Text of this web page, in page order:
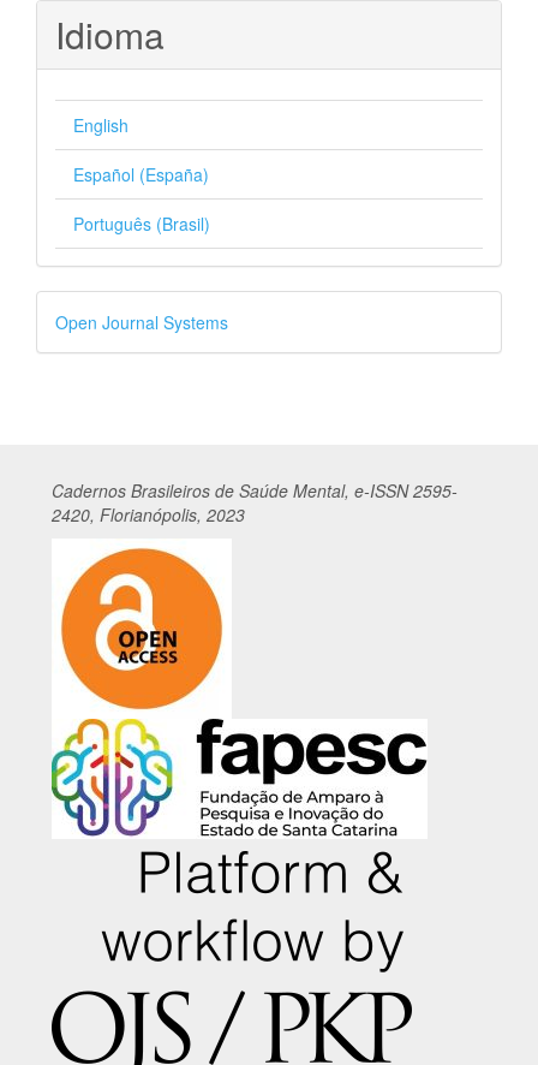
Idioma
English
Español (España)
Português (Brasil)
Desenvolvido
por
Open Journal Systems
Cadernos Brasileiros de Saúde Mental, e-ISSN 2595-
2420, Florianópolis, 2023